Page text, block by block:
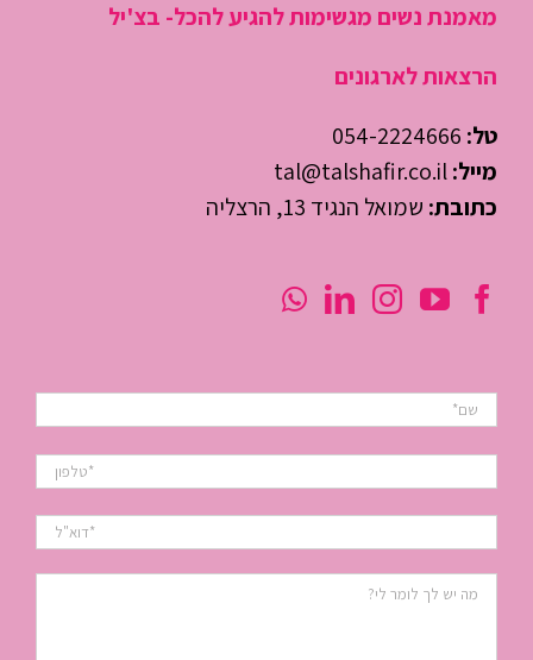
מאמנת נשים מגשימות להגיע להכל- בצ'יל
הרצאות לארגונים
טל: 054-2224666
מייל:tal@talshafir.co.il
כתובת: שמואל הנגיד 13, הרצליה